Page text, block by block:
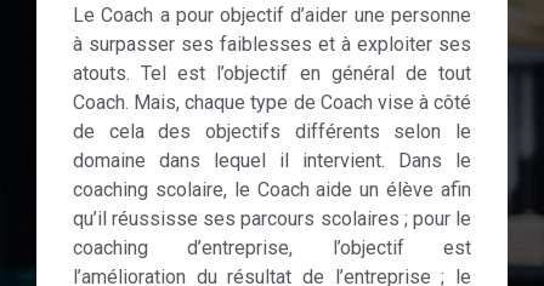
Le Coach a pour objectif d’aider une personne
à surpasser ses faiblesses et à exploiter ses
atouts. Tel est l’objectif en général de tout
Coach. Mais, chaque type de Coach vise à côté
de cela des objectifs différents selon le
domaine dans lequel il intervient. Dans le
coaching scolaire, le Coach aide un élève afin
qu’il réussisse ses parcours scolaires ; pour le
coaching d’entreprise, l’objectif est
l’amélioration du résultat de l’entreprise ; le